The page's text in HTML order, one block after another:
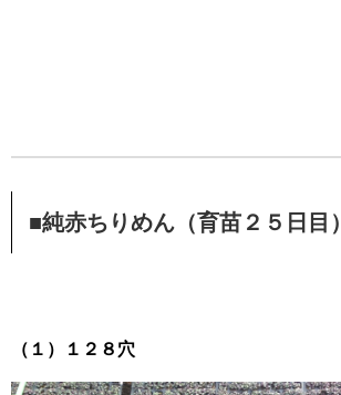
■純赤ちりめん（育苗２５日目）
（１）１２８穴